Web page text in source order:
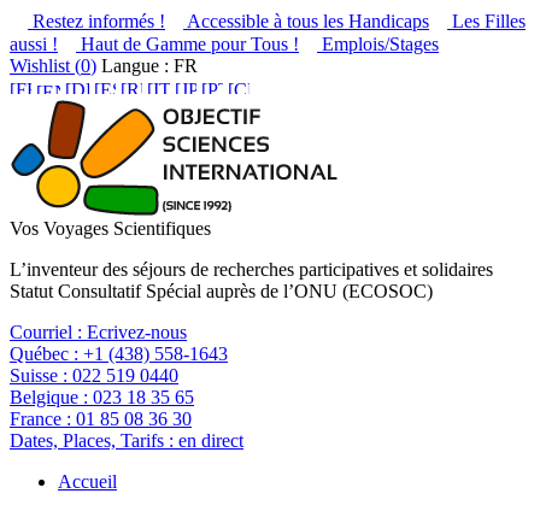
Restez informés ! Accessible à tous les Handicaps
Les Filles
aussi !
Haut de Gamme pour Tous !
Emplois/Stages
Wishlist (0) Langue : FR
Vos Voyages Scientifiques
L’inventeur des séjours de recherches participatives et solidaires
Statut Consultatif Spécial auprès de l’ONU (ECOSOC)
Courriel : Ecrivez-nous
Québec : +1 (438) 558-1643
Suisse : 022 519 0440
Belgique : 023 18 35 65
France : 01 85 08 36 30
Dates, Places, Tarifs : en direct
Accueil